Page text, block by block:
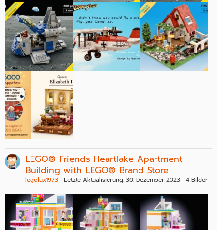
LEGO® Friends Heartlake Apartment
Building with LEGO® Brand Store
legolux1973 Letzte Aktualisierung: 30. Dezember 2023 4 Bilder